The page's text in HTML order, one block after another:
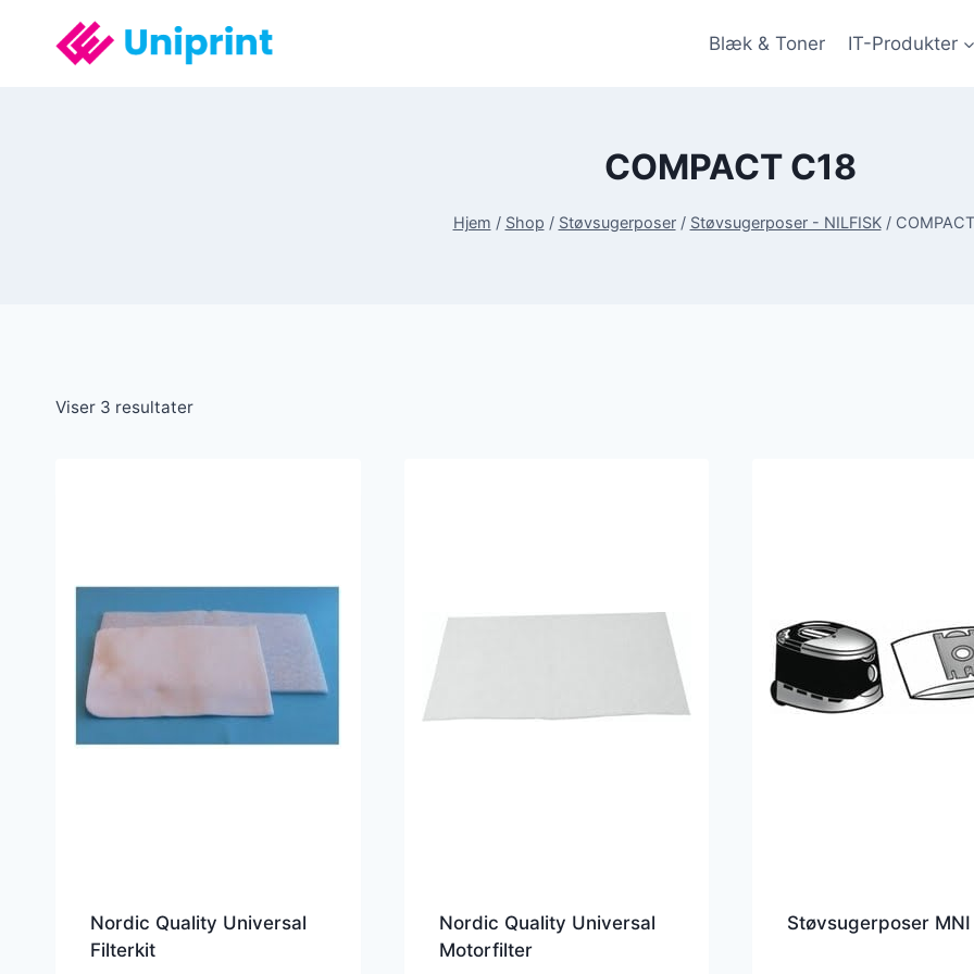
Blæk & Toner IT-Produkter
COMPACT C18
Hjem / Shop / Støvsugerposer / Støvsugerposer - NILFISK /
Viser 3 resultater
Nordic Quality Universal
Filterkit
Nordic Quality Universal
Motorfilter
Støvsugerposer